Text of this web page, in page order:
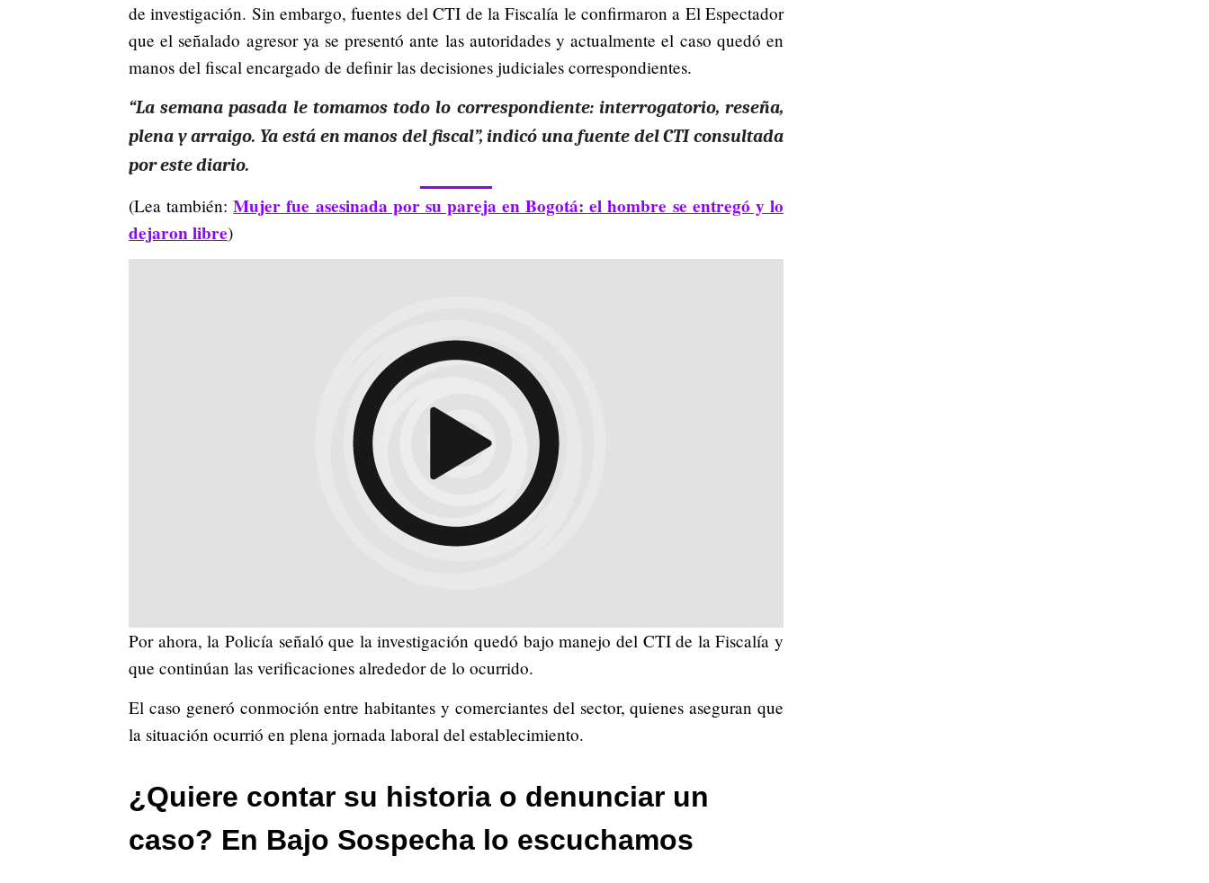
de investigación. Sin embargo, fuentes del CTI de la Fiscalía le confirmaron a El Espectador
que el señalado agresor ya se presentó ante las autoridades y actualmente el caso quedó en
manos del fiscal encargado de definir las decisiones judiciales correspondientes.
“La semana pasada le tomamos todo lo correspondiente: interrogatorio, reseña,
plena y arraigo. Ya está en manos del fiscal”, indicó una fuente del CTI consultada
por este diario.
(Lea también:Mujer fue asesinada por su pareja en Bogotá: el hombre se entregó y lo
dejaron libre)
Por ahora, la Policía señaló que la investigación quedó bajo manejo del CTI de la Fiscalía y
que continúan las verificaciones alrededor de lo ocurrido.
El caso generó conmoción entre habitantes y comerciantes del sector, quienes aseguran que
la situación ocurrió en plena jornada laboral del establecimiento.
¿Quiere contar su historia o denunciar un
caso? En Bajo Sospecha lo escuchamos